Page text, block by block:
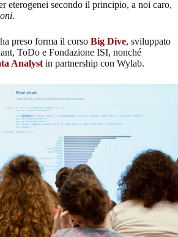
eterogenei secondo il principio, a noi caro,
.
ha preso forma il corso Big Dive, sviluppato
ToDo e Fondazione ISI, nonché
Analyst in partnership con Wylab.